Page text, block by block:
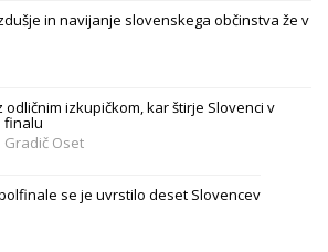
in navijanje slovenskega občinstva že v
odličnim izkupičkom, kar štirje Slovenci v
finalu
Oset
se je uvrstilo deset Slovencev